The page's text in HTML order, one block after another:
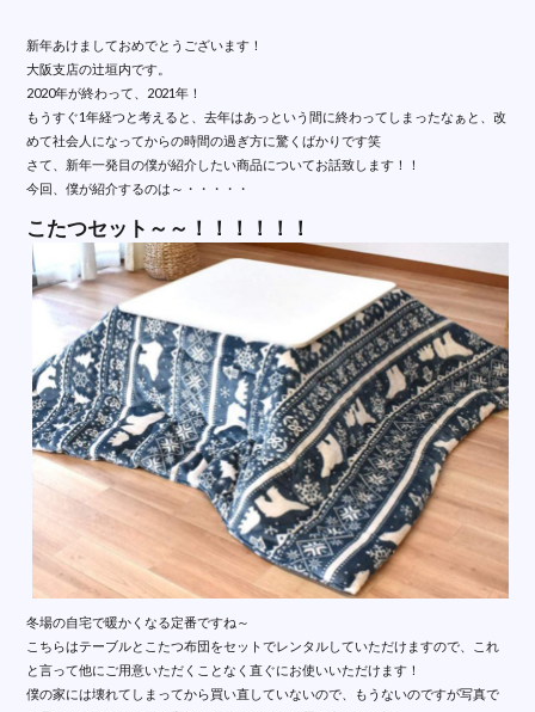
新年あけましておめでとうございます！
大阪支店の辻垣内です。
2020年が終わって、2021年！
もうすぐ1年経つと考えると、去年はあっという間に終わってしまったなぁと、改
めて社会人になってからの時間の過ぎ方に驚くばかりです笑
さて、新年一発目の僕が紹介したい商品についてお話致します！！
今回、僕が紹介するのは～・・・・・
こたつセット～～！！！！！！
冬場の自宅で暖かくなる定番ですね～
こちらはテーブルとこたつ布団をセットでレンタルしていただけますので、これ
と言って他にご用意いただくことなく直ぐにお使いいただけます！
僕の家には壊れてしまってから買い直していないので、もうないのですが写真で